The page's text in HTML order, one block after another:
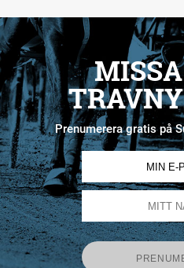
Prenumerera gratis på